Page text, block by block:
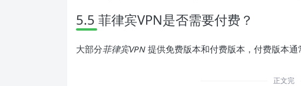
5.5 菲律宾VPN是否需要付费？
大部分菲律宾VPN 提供免费版本和付费版本，付费版本通
正文完